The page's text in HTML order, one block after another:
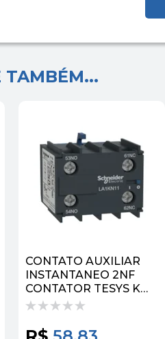
TAMBÉM...
CONTATO AUXILIAR
INSTANTANEO 2NF
CONTATOR TESYS K
LA1KN02 | SCHNEIDER